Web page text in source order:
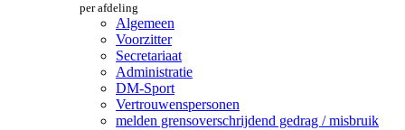
per afdeling
Algemeen
Voorzitter
Secretariaat
Administratie
DM-Sport
Vertrouwenspersonen
melden grensoverschrijdend gedrag / misbruik